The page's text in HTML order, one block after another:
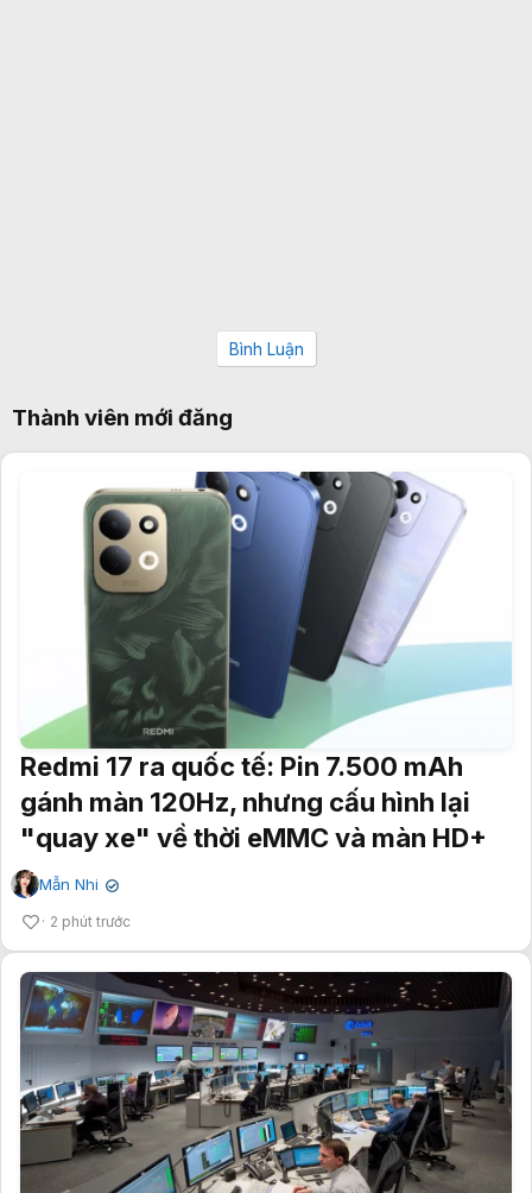
Bình Luận
Thành viên mới đăng
Redmi 17 ra quốc tế: Pin 7.500 mAh
gánh màn 120Hz, nhưng cấu hình lại
"quay xe" về thời eMMC và màn HD+
Mẫn Nhi ✔
2 phút trước